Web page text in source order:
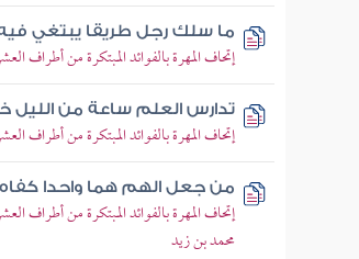
ما سلك رجل طريقا يبتغي فيه
إتحاف المهرة بالفوائد المبتكرة من
تدارس العلم ساعة من الليل
إتحاف المهرة بالفوائد المبتكرة من
من جعل الهم هما واحدا كفاه
إتحاف المهرة بالفوائد المبتكرة من
محمد بن زيد